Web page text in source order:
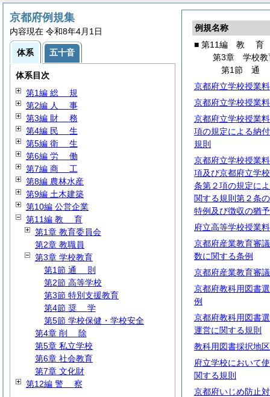
例規名称
■ 第11編 教 育
第3章 学校教
第1節 通
京都府立学校授業
京都府立学校授業
京都府立学校授業
項の規定による納
規則
京都府立学校授業
項及び京都府立学
条第２項の規定に
関する規則第２条
特例及び徴収の猶
府立高等学校授業
京都府産業教育審
数に関する条例
京都府産業教育審
京都府教科用図書
例
京都府教科用図書
運営に関する規則
教科用図書採択地
府立学校において
関する規則
京都府いじめ防止
京都府例規集
内容現在 令和8年4月1日
体系 五十音
体系目次
第1編 総 規
第2編 人 事
第3編 財 務
第4編 民 生
第5編 衛 生
第6編 労 働
第7編 商 工
第8編 農林水産
第9編 土木建築
第10編 公営企業
第11編 教 育
第1章 教育委員会
第2章 教職員
第3章 学校教育
第1節 通 則
第2節 高等学校
第3節 特別支援教育
第4節 奨 学
第5節 学校保健・学校安全
第4章 削 除
第5章 私立学校
第6章 社会教育
第7章 文化財
第12編 警 察